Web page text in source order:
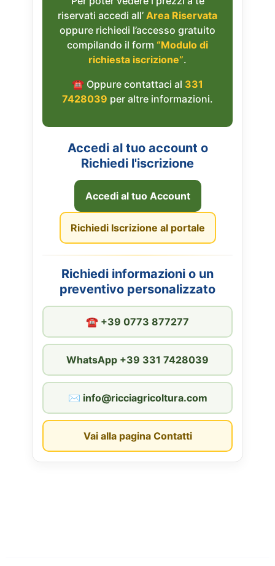
riservati accedi all’ Area Riservata
oppure richiedi l’accesso gratuito
compilando il form “Modulo di
richiesta iscrizione”.
☎︎ Oppure contattaci al 331
7428039 per altre informazioni.
Accedi al tuo account o
Richiedi l'iscrizione
Accedi al tuo Account
Richiedi Iscrizione al portale
Richiedi informazioni o un
preventivo personalizzato
☎︎ +39 0773 877277
WhatsApp +39 331 7428039
✉︎ info@ricciagricoltura.com
Vai alla pagina Contatti